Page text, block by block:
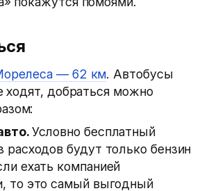
— 62 км. Автобусы
ходят, добраться можно
Условно бесплатный
расходов будут только бензин
ехать компанией
то это самый выгодный